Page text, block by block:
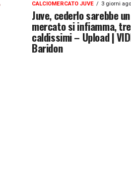
CALCIOMERCATO JUVE 3 giorni ago
Juve, cederlo sarebbe
mercato si infiamma,
caldissimi – Upload |
Baridon